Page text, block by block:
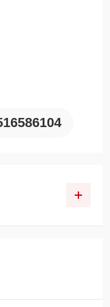
上电所有指示灯不亮，
上，通讯异常，通讯网